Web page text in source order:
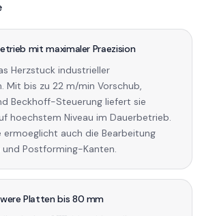
mit maximaler Praezision
Herzstuck industrieller
Mit bis zu 22 m/min Vorschub,
Beckhoff-Steuerung liefert sie
hoechstem Niveau im Dauerbetrieb.
ermoeglicht auch die Bearbeitung
Postforming-Kanten.
Platten bis 80 mm